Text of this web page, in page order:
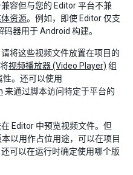
容但与您的 Editor 平台不兼
资源。例如，即使 Editor 仅支
器用于 Android 构建。
将这些视频文件放置在项目的
视频播放器 (Video Player) 组
性。还可以使用
来通过脚本访问特定于平台的
Editor 中预览视频文件。但
以用作占位用途，可以在项目
可以在运行时确定使用哪个版